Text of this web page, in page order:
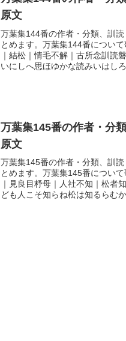
原文
万葉集144番の作者・分類、訓
とめます。万葉集144番につい
｜結松｜情毛不解｜古所念訓読
いにしへ思ほゆかな読みいはし
万葉集145番の作者・分
原文
万葉集145番の作者・分類、訓
とめます。万葉集145番につい
｜見良目杼母｜人社不知｜松者
ども人こそ知らね松は知るらむ